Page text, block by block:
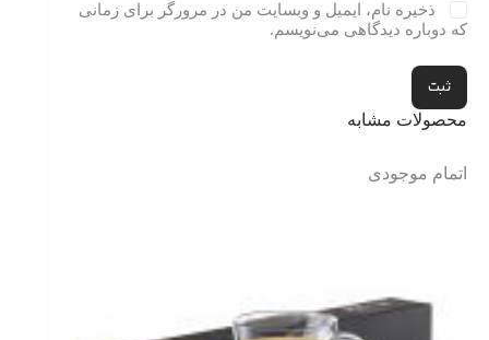
ذخیره نام، ایمیل و وبسایت من در مرورگر برای زمانی
که دوباره دیدگاهی می‌نویسم.
ثبت
محصولات مشابه
اتمام موجودی